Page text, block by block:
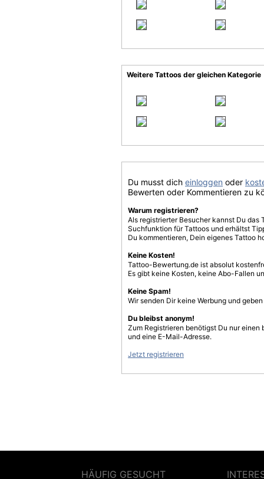
Weitere Tattoos der gleichen Kategorie
Du musst dich einloggen oder
Bewerten oder Kommentieren zu
Warum registrieren?
Als registrierter Besucher kannst Du
Suchfunktion für Tattoos und erhältst
Du kommentieren, Dein eigenes Tattoo
Keine Kosten!
Tattoo-Bewertung.de ist absolut
Es gibt keine Kosten, keine Abo-Fallen
Keine Spam!
Wir senden Dir keine Werbung und
Du bleibst anonym!
Zum Registrieren benötigst Du nur einen
und eine E-Mail-Adresse.
Jetzt registrieren
HÄUFIG GESUCHT